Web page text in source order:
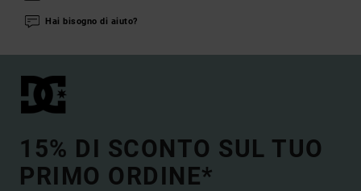
Hai bisogno di aiuto?
15% DI SCONTO SUL TUO
PRIMO ORDINE*